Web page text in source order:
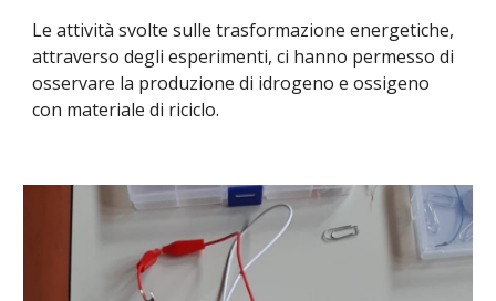
Le attività svolte sulle trasformazione energetiche,
attraverso degli esperimenti, ci hanno permesso di
osservare la produzione di idrogeno e ossigeno
con materiale di riciclo.